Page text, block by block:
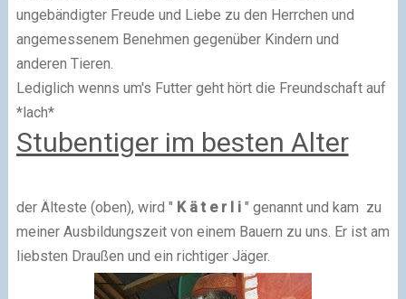
ungebändigter Freude und Liebe zu den Herrchen und
angemessenem Benehmen gegenüber Kindern und
anderen Tieren.
Lediglich wenns um's Futter geht hört die Freundschaft auf
*lach*
Stubentiger im besten Alter
der Älteste (oben), wird " K ä t e r l i " genannt und kam zu
meiner Ausbildungszeit von einem Bauern zu uns. Er ist am
liebsten Draußen und ein richtiger Jäger.